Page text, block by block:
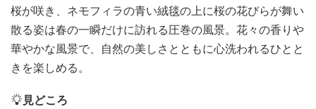
桜が咲き、ネモフィラの青い絨毯の上に桜の花びらが舞い
散る姿は春の一瞬だけに訪れる圧巻の風景。花々の香りや
華やかな風景で、自然の美しさとともに心洗われるひとと
きを楽しめる。
見どころ